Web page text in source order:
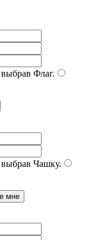
Флаг.
Чашку.